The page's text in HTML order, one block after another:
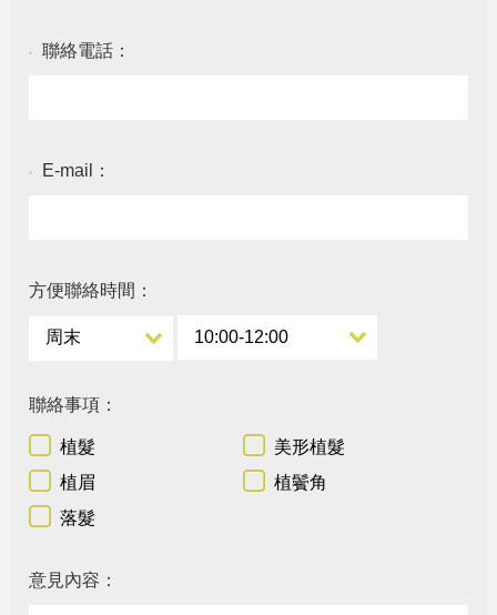
● 聯絡電話：
● E-mail：
方便聯絡時間：
聯絡事項：
植髮
美形植髮
植眉
植鬢角
落髮
意見內容：